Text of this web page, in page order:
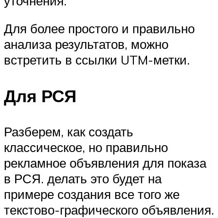
Для более простого и правильно
анализа результатов, можно
встретить в ссылки UTM-метки.
Для РСЯ
Разберем, как создать
классическое, но правильно
рекламное объявления для показа
в РСЯ. делать это будет на
примере создания все того же
текстово-графического объявления.